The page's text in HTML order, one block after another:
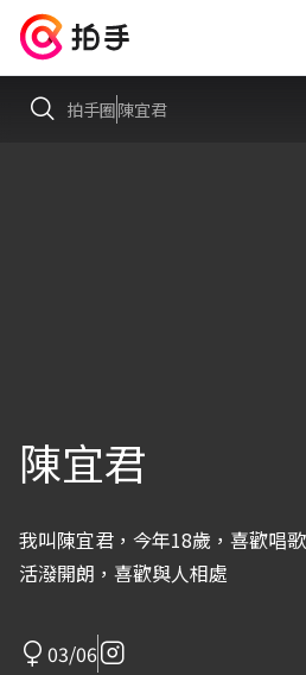
拍手圈陳宜君
陳宜君
我叫陳宜君，今年18歲，喜歡唱
活潑開朗，喜歡與人相處
03/06